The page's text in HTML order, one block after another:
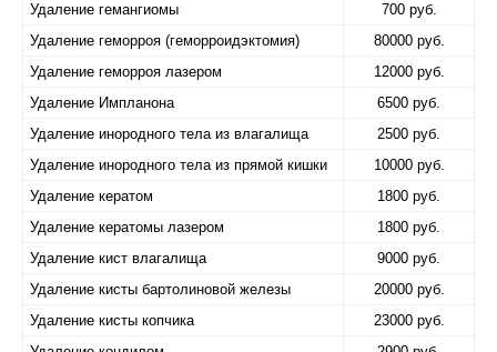
Удаление гемангиомы
700 руб.
Удаление геморроя (геморроидэктомия)
80000 руб.
Удаление геморроя лазером
12000 руб.
Удаление Импланона
6500 руб.
Удаление инородного тела из влагалища
2500 руб.
Удаление инородного тела из прямой кишки
10000 руб.
Удаление кератом
1800 руб.
Удаление кератомы лазером
1800 руб.
Удаление кист влагалища
9000 руб.
Удаление кисты бартолиновой железы
20000 руб.
Удаление кисты копчика
23000 руб.